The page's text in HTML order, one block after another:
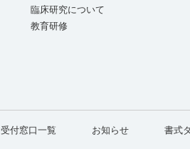
臨床研究について
教育研修
受付窓口一覧 お知らせ 書式